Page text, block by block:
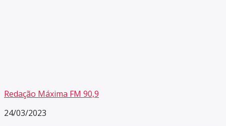
Redação Máxima FM 90,9
24/03/2023